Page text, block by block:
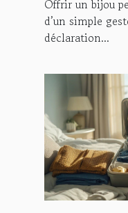
Offrir un bijou
d’un simple
déclaration...